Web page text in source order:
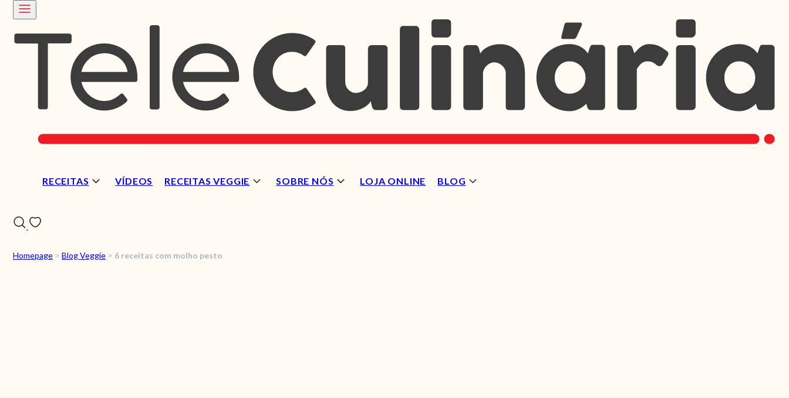
RECEITAS VÍDEOS RECEITAS VEGGIE SOBRE NÓS LOJA ONLINE BLOG
Homepage > Blog Veggie > 6 receitas com molho pesto